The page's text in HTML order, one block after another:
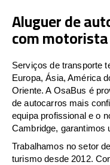
Aluguer de
com
Serviços de transporte
Europa, Ásia, América
Oriente. A OsaBus é
de autocarros mais
equipa profissional e o
Cambridge, garantimos
Trabalhamos no setor
turismo desde 2012.